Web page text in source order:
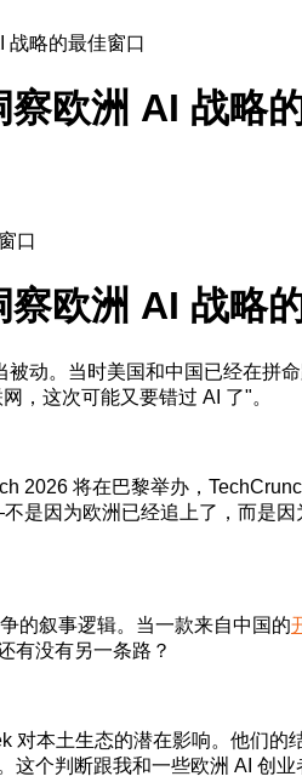
战略的最佳窗口
欧洲 AI 战略
察欧洲 AI 战略
动。当时美国和中国已经在拼
，这次可能又要错过 AI 了"。
2026 将在巴黎举办，
因为欧洲已经追上了，而是因
的叙事逻辑。当一款来自中国的
有没有另一条路？
对本土生态的潜在影响。他们
个判断跟我和一些欧洲 AI 创业